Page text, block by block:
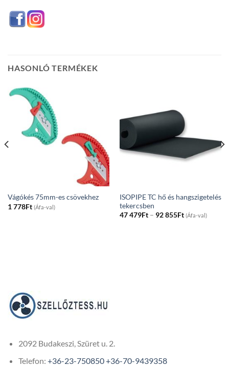
HASONLÓ TERMÉKEK
Vágókés 75mm-es csövekhez
1 778Ft (Áfa-val)
ISOPIPE TC hő és hangszigetelés
tekercsben
47 479Ft – 92 855FtPrice
range:
(Áfa-val)
2092 Budakeszi, Szüret u. 2.
Telefon: +36-23-750850+36-70-9439358